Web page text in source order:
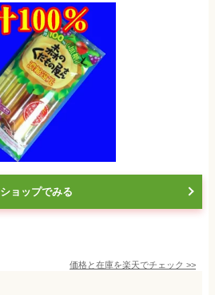
ショップでみる
価格と在庫を楽天でチェック >>